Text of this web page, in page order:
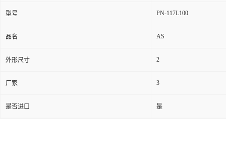
型号 PN-117L100
品名 AS
外形尺寸 2
厂家 3
是否进口 是